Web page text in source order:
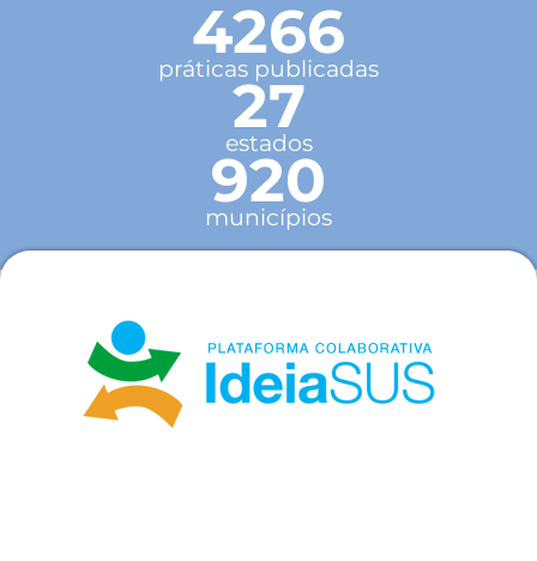
4266
práticas publicadas
27
estados
920
municípios